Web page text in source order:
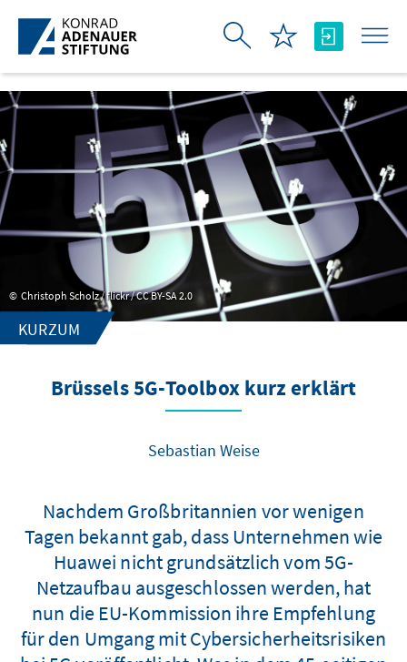
Skip to Main Content
Christoph Scholz / flickr / CC BY-SA 2.0
KURZUM
Brüssels 5G-Toolbox kurz erklärt
Sebastian Weise
Nachdem Großbritannien vor wenigen
Tagen bekannt gab, dass Unternehmen wie
Huawei nicht grundsätzlich vom 5G-
Netzaufbau ausgeschlossen werden, hat
nun die EU-Kommission ihre Empfehlung
für den Umgang mit Cybersicherheitsrisiken